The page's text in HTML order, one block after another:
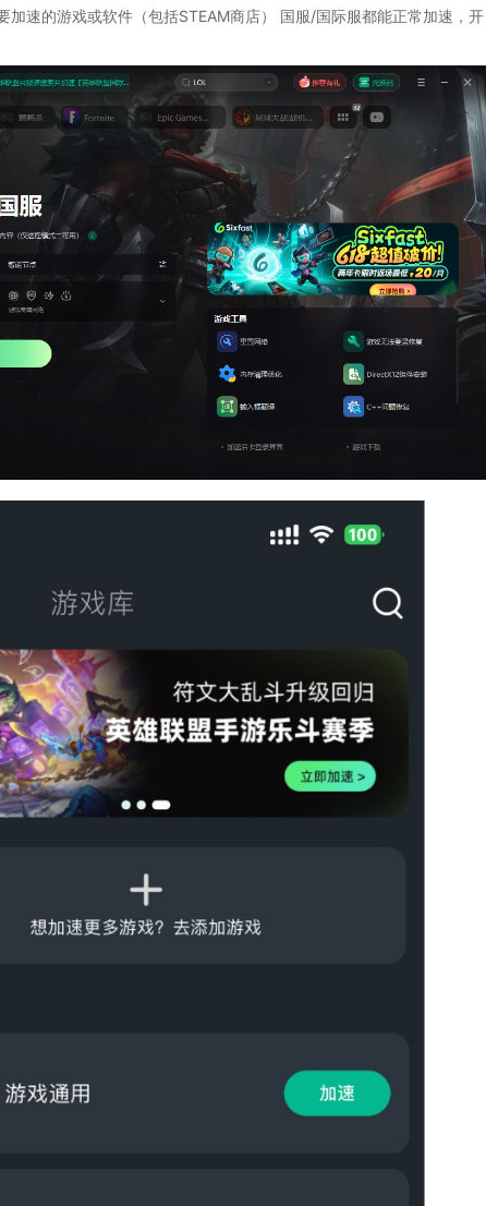
加速的游戏或软件（包括STEAM商店） 国服/国际服都能正常加速，开